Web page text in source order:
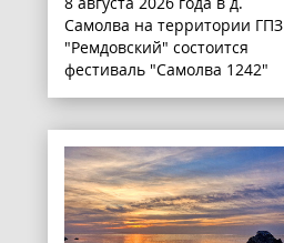
Самолва на территории ГПЗ
"Ремдовский" состоится
фестиваль "Самолва 1242"